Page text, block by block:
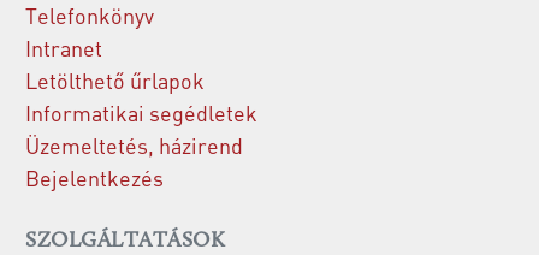
Telefonkönyv
Intranet
Letölthető űrlapok
Informatikai segédletek
Üzemeltetés, házirend
Bejelentkezés
SZOLGÁLTATÁSOK